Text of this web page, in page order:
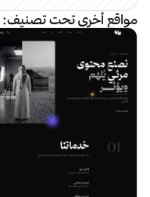
مواقع أخرى تحت تصنيف: